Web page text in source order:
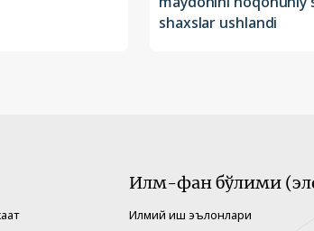
shaxslar ushlandi
Илм-фан бўлими
Илмий иш эълонлари